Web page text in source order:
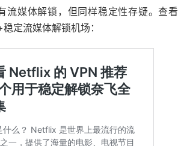
流媒体解锁，但同样稳定性存疑。查看
定流媒体解锁机场：